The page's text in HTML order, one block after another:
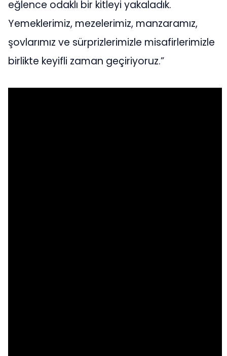
eğlence odaklı bir kitleyi yakaladık.
Yemeklerimiz, mezelerimiz, manzaramız,
şovlarımız ve sürprizlerimizle misafirlerimizle
birlikte keyifli zaman geçiriyoruz.”